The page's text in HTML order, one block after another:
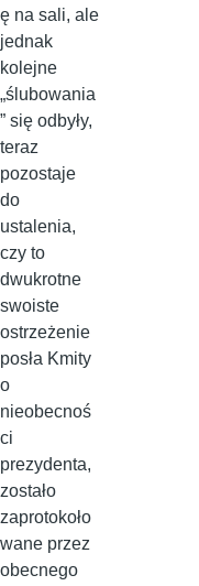
ę na sali, ale
jednak
kolejne
„ślubowania
” się odbyły,
teraz
pozostaje
do
ustalenia,
czy to
dwukrotne
swoiste
ostrzeżenie
posła Kmity
o
nieobecnoś
ci
prezydenta,
zostało
zaprotokoło
wane przez
obecnego